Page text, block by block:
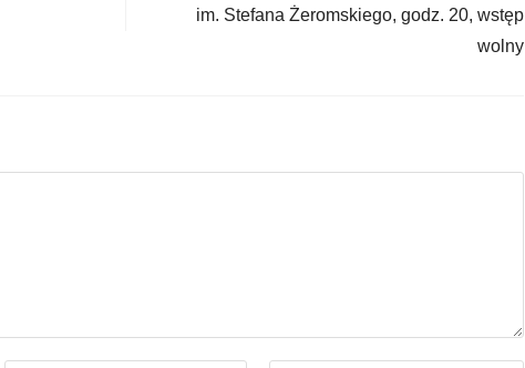
im. Stefana Żeromskiego, godz. 20, wstęp
wolny